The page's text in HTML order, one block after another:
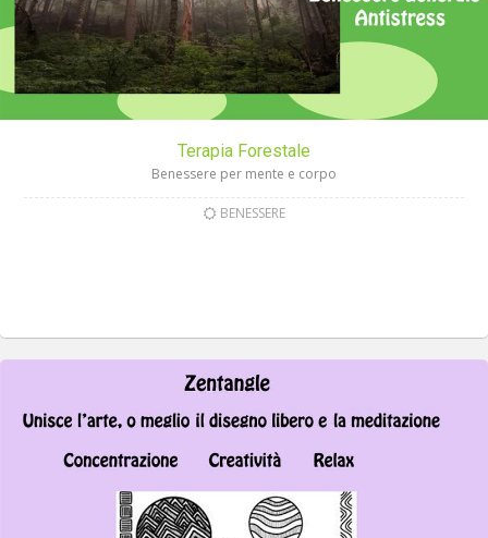
Terapia Forestale
Benessere per mente e corpo
BENESSERE